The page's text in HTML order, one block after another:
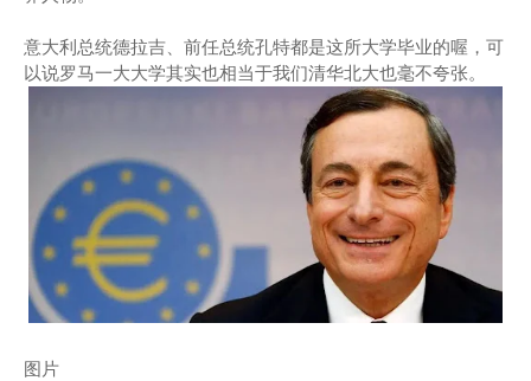
意大利总统德拉吉、前任总统孔特都是这所大学毕业的喔，可
以说罗马一大大学其实也相当于我们清华北大也毫不夸张。
图片